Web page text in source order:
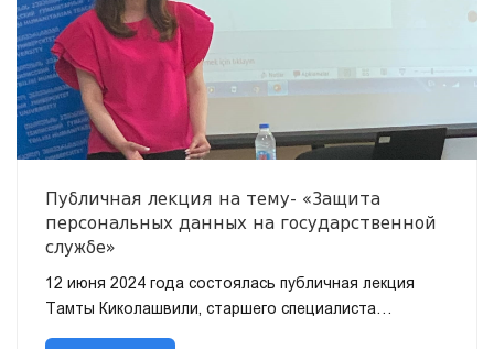
Публичная лекция на тему- «Защита
персональных данных на государственной
службе»
12 июня 2024 года состоялась публичная лекция
Тамты Киколашвили, старшего специалиста
юридического департамента Министерства